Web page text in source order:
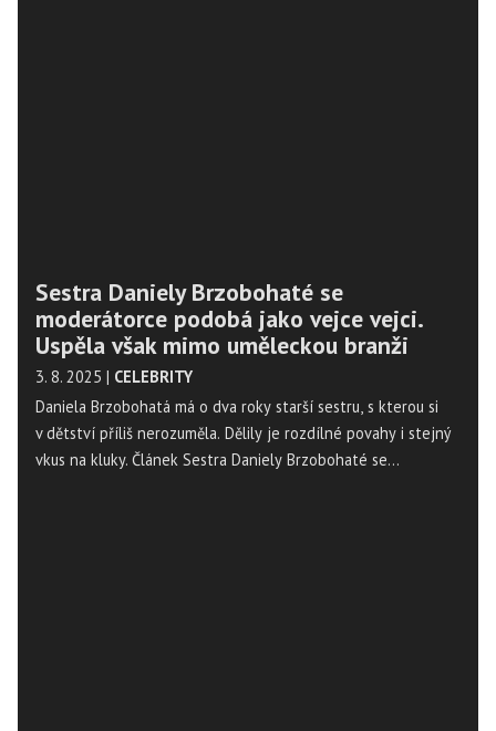
Sestra Daniely Brzobohaté se
moderátorce podobá jako vejce vejci.
Uspěla však mimo uměleckou branži
3. 8. 2025 | CELEBRITY
Daniela Brzobohatá má o dva roky starší sestru, s kterou si
v dětství příliš nerozuměla. Dělily je rozdílné povahy i stejný
vkus na kluky. Článek Sestra Daniely Brzobohaté se